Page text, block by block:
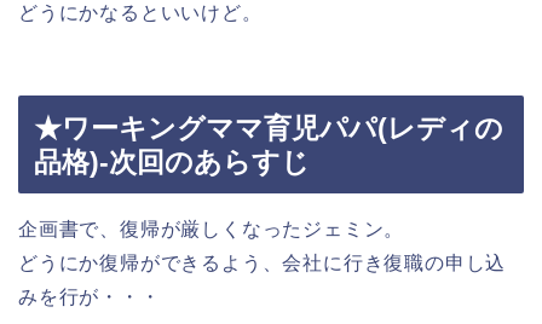
どうにかなるといいけど。
★ワーキングママ育児パパ(レディの
品格)-次回のあらすじ
企画書で、復帰が厳しくなったジェミン。
どうにか復帰ができるよう、会社に行き復職の申し込
みを行が・・・